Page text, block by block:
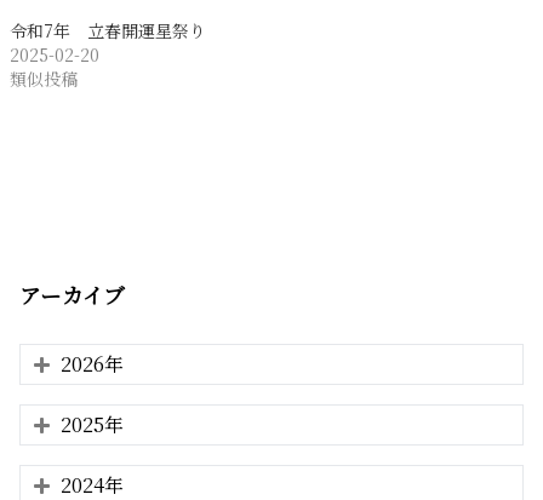
令和7年 立春開運星祭り
2025-02-20
類似投稿
アーカイブ
2026年
2025年
2024年